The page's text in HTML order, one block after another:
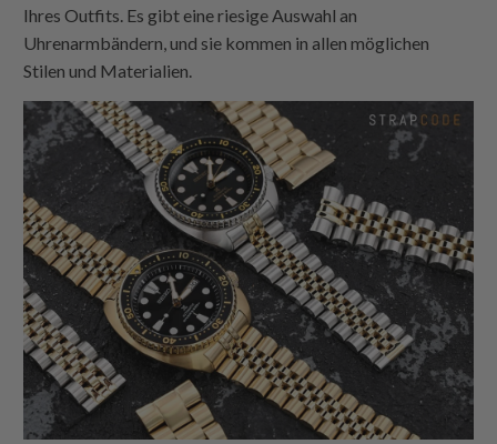
Ihres Outfits. Es gibt eine riesige Auswahl an
Uhrenarmbändern, und sie kommen in allen möglichen
Stilen und Materialien.